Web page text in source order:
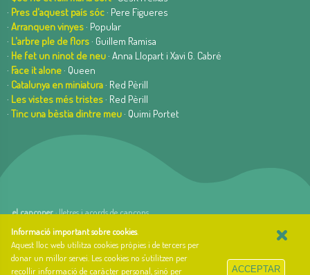
· Pres d'aquest país sóc· Pere Figueres
· Arranquen vinyes· Popular
· L'arbre ple de flors· Guillem Ramisa
· He fet un ninot de neu· Anna Llopart i Xavi G. Cabré
· Face it alone· Queen
· Catalunya en miniatura· Red Pèrill
· Les vistes més tristes· Red Pèrill
· Tinc una bèstia dintre meu· Quimi Portet
el cançoner· lletres i acords de cançons
web basada en el Gestior de Continguts
creada per arnAu bellavista
Sobre el cançoner
Informació important sobre cookies.
Aquest lloc web utilitza cookies pròpies i de tercers per
donar un millor servei. Les cookies no s'utilitzen per
recollir informació de caràcter personal, sinó per
×
ACCEPTAR